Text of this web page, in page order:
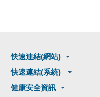
快速連結(網站)
快速連結(系統)
健康安全資訊